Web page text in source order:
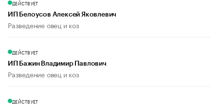
ДЕЙСТВУЕТ
ИП Белоусов Алексей Яковлевич
Разведение овец и коз
ДЕЙСТВУЕТ
ИП Бажин Владимир Павлович
Разведение овец и коз
ДЕЙСТВУЕТ